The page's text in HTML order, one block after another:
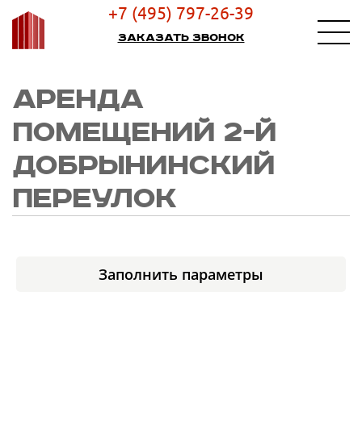
+7 (495) 797-26-39
Заказать звонок
АРЕНДА
ПОМЕЩЕНИЙ 2-Й
ДОБРЫНИНСКИЙ
ПЕРЕУЛОК
Заполнить параметры